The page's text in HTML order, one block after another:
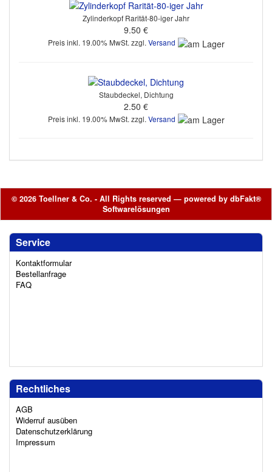
Zylinderkopf Rarität-80-iger Jahr
9.50 €
Preis inkl. 19.00% MwSt. zzgl. Versand
Staubdeckel, Dichtung
2.50 €
Preis inkl. 19.00% MwSt. zzgl. Versand
© 2026 Toellner & Co. - All Rights reserved — powered by dbFakt®
Softwarelösungen
Service
Kontaktformular
Bestellanfrage
FAQ
Rechtliches
AGB
Widerruf ausüben
Datenschutzerklärung
Impressum